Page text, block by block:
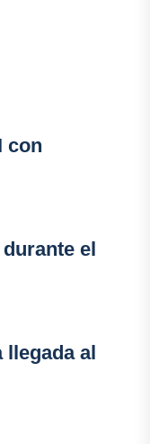
con
el
llegada al